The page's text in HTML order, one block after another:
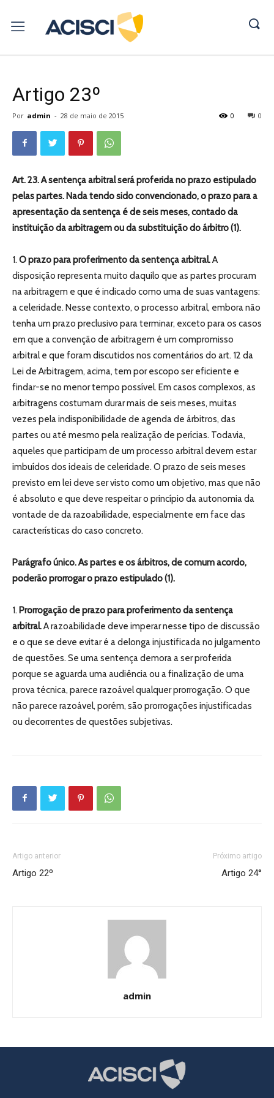
Artigo 23º
Por admin - 28 de maio de 2015 0
0
Art. 23. A sentença arbitral será proferida no prazo estipulado
pelas partes. Nada tendo sido convencionado, o prazo para a
apresentação da sentença é de seis meses, contado da
instituição da arbitragem ou da substituição do árbitro (1).
1. O prazo para proferimento da sentença arbitral.A
disposição representa muito daquilo que as partes procuram
na arbitragem e que é indicado como uma de suas vantagens:
a celeridade. Nesse contexto, o processo arbitral, embora não
tenha um prazo preclusivo para terminar, exceto para os casos
em que a convenção de arbitragem é um compromisso
arbitral e que foram discutidos nos comentários do art. 12 da
Lei de Arbitragem, acima, tem por escopo ser eficiente e
findar-se no menor tempo possível. Em casos complexos, as
arbitragens costumam durar mais de seis meses, muitas
vezes pela indisponibilidade de agenda de árbitros, das
partes ou até mesmo pela realização de perícias. Todavia,
aqueles que participam de um processo arbitral devem estar
imbuídos dos ideais de celeridade. O prazo de seis meses
previsto em lei deve ser visto como um objetivo, mas que não
é absoluto e que deve respeitar o princípio da autonomia da
vontade de da razoabilidade, especialmente em face das
características do caso concreto.
Parágrafo único. As partes e os árbitros, de comum acordo,
poderão prorrogar o prazo estipulado (1).
1. Prorrogação de prazo para proferimento da sentença
arbitral.A razoabilidade deve imperar nesse tipo de discussão
e o que se deve evitar é a delonga injustificada no julgamento
de questões. Se uma sentença demora a ser proferida
porque se aguarda uma audiência ou a finalização de uma
prova técnica, parece razoável qualquer prorrogação. O que
não parece razoável, porém, são prorrogações injustificadas
ou decorrentes de questões subjetivas.
Artigo anterior
Artigo 22º
Próximo artigo
Artigo 24°
admin